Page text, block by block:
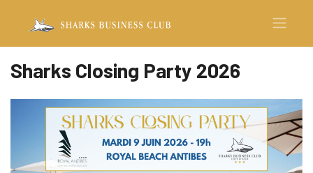
Sharks Closing Party 2026